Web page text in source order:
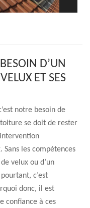
D’UN
ET SES
notre besoin de
se doit de rester
les compétences
velux ou d’un
c’est
donc, il est
confiance à ces